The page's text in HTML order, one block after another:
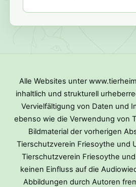
Alle Websites unter
inhaltlich und strukturell
Vervielfältigung von Daten und
ebenso wie die Verwendung von
Bildmaterial der vorherigen
Tierschutzverein Friesoythe und
Tierschutzverein Friesoythe
keinen Einfluss auf die
Abbildungen durch Autoren